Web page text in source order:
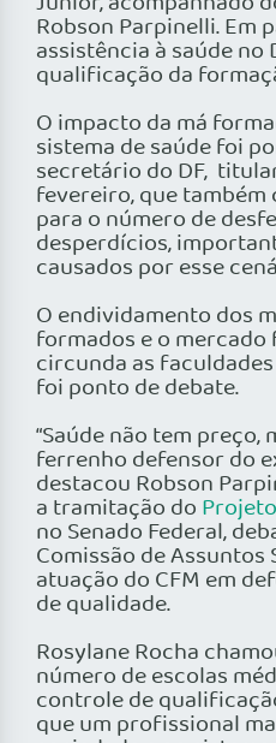
Robson Parpinelli. Em
assistência à saúde no
qualificação da
O impacto da má
sistema de saúde foi
secretário do DF,
fevereiro, que também
para o número de
desperdícios,
causados por esse
O endividamento dos
formados e o
circunda as
foi ponto de debate.
“Saúde não tem preço,
ferrenho defensor do
destacou Robson
a tramitação do
no Senado Federal,
Comissão de
atuação do CFM em
de qualidade.
Rosylane Rocha
número de escolas
controle de
que um profissional